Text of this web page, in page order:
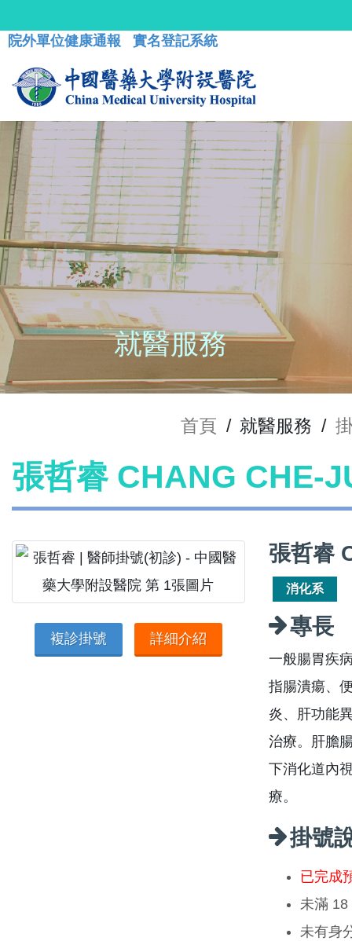
院外單位健康通報 實名登記系統
就醫服務
首頁 / 就醫服務 /
張哲睿 CHANG CHE-
複診掛號 詳細介紹
張哲睿
消化系
專長
一般腸胃疾
指腸潰瘍、
炎、肝功能
治療。肝膽
下消化道內
療。
掛號
已完成
未滿 18
未有身